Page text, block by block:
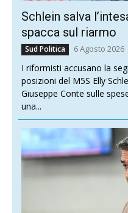
Schlein salva
spacca sul riarmo
Sud Politica 6 Agosto 2026
I riformisti accusano la
posizioni del M5S Elly
Giuseppe Conte sulle
una...